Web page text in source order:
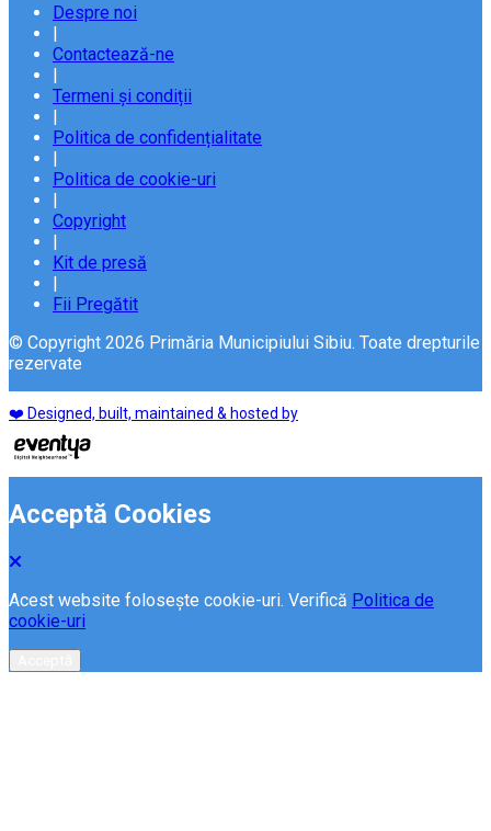
Despre noi
|
Contactează-ne
|
Termeni și condiții
|
Politica de confidențialitate
|
Politica de cookie-uri
|
Copyright
|
Kit de presă
|
Fii Pregătit
© Copyright 2026 Primăria Municipiului Sibiu. Toate drepturile
rezervate
❤️ Designed, built, maintained & hosted by
Acceptă Cookies
Acest website folosește cookie-uri. Verifică Politica de
cookie-uri